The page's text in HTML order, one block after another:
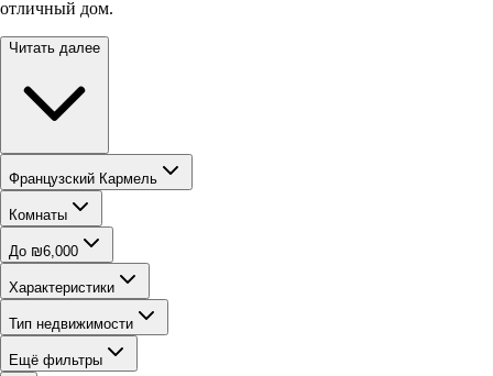
отличный дом.
Читать далее
Французский Кармель
Комнаты
До ₪6,000
Характеристики
Тип недвижимости
Ещё фильтры